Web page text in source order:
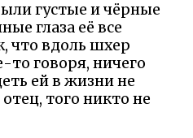
густые и чёрные
глаза её все
что вдоль шхер
то говоря, ничего
ей в жизни не
того никто не